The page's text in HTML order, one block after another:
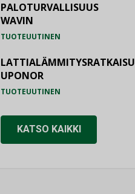
PALOTURVALLISUUS
WAVIN
TUOTEUUTINEN
LATTIALÄMMITYSRATKAISU
UPONOR
TUOTEUUTINEN
KATSO KAIKKI